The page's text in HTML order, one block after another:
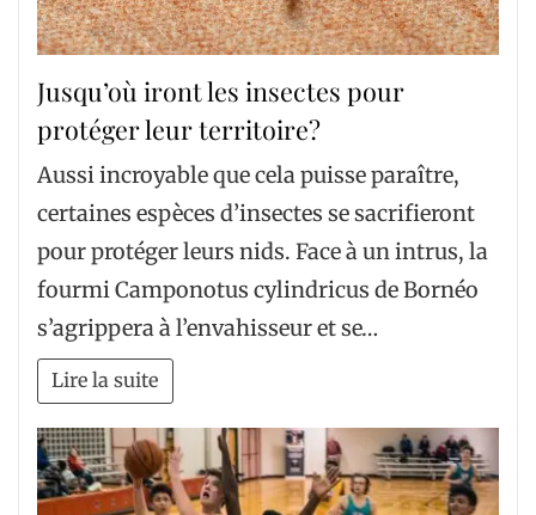
Jusqu’où iront les insectes pour
protéger leur territoire?
Aussi incroyable que cela puisse paraître,
certaines espèces d’insectes se sacrifieront
pour protéger leurs nids. Face à un intrus, la
fourmi Camponotus cylindricus de Bornéo
s’agrippera à l’envahisseur et se…
Lire la suite